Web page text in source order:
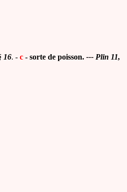
16. - c - sorte de poisson. --- Plin 11,